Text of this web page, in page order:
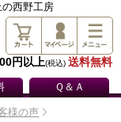
西野工房
円以上(税込) 送料無料
Ｑ＆Ａ
様の声